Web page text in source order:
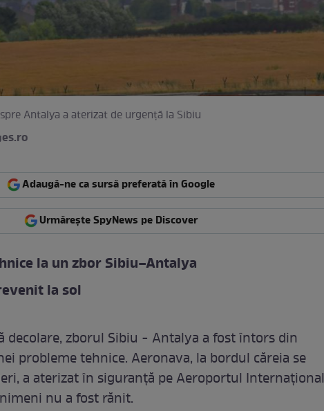
Antalya a aterizat de urgență la Sibiu
Adaugă-ne ca sursă preferată în Google
Urmărește SpyNews pe Discover
la un zbor Sibiu–Antalya
la sol
decolare, zborul Sibiu - Antalya a fost întors din
probleme tehnice. Aeronava, la bordul căreia se
a aterizat în siguranță pe Aeroportul Internațional
nu a fost rănit.